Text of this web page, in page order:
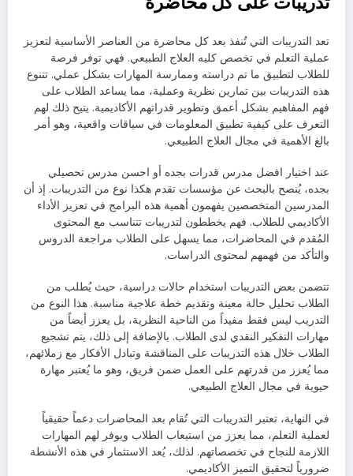
تعد التدريبات التي تُنفذ بعد كل محاضرة من العناصر الأساسية لتعزيز
عملية التعلم في تخصص كليه العلاج الطبيعي. فهي توفر فرصة
للطلاب لتطبيق ما تم دراسته وممارسة المهارات بشكل عملي. تتنوع
هذه التدريبات بين تمارين نظرية وعملية، مما يساعد الطلاب على
فهم المفاهيم بشكل أعمق وتطوير قدراتهم الأكاديمية. يتيح ذلك لهم
التعرف على كيفية تطبيق المعلومات في سياقات واقعية، وهو أمر
بالغ الأهمية في مجال العلاج الطبيعي.
عند اختيار افضل مدرس قدرات بجده أو احسن مدرس تحصيلي
بجده، يُنصح بالبحث عن مؤسسات تقدم هكذا نوع من التدريبات. إذ أن
المدرسين المتخصصين يفهمون أهمية هذه البرامج في تعزيز الأداء
الأكاديمي للطلاب. فهم يخططون لتدريبات تتناسب مع المحتوى
المُقدم في المحاضرات، مما يسهل على الطلاب مراجعة الدروس
والتأكد من فهمهم لمحتوى الدراسات.
تتضمن بعض التدريبات استخدام حالات دراسية، حيث يُطلب من
الطلاب تحليل حالة معينة وتقديم خطة علاجية مناسبة. هذا النوع من
التدريب ليس فقط مفيداً من الناحية النظرية، بل يعزز أيضاً من
مهارات التفكير النقدي لدى الطلاب. بالإضافة إلى ذلك، يتم تشجيع
الطلاب خلال هذه التدريبات على المناقشة وتبادل الأفكار مع زملائهم،
مما يُعزز من قدرتهم على العمل ضمن فريق، وهو ما يُعتبر مهارة
حيوية في مجال العلاج الطبيعي.
في النهاية، تعتبر التدريبات التي تُقام بعد المحاضرات دعماً حقيقياً
لعملية التعلم، مما يعزز من استيعاب الطلاب ويوفر لهم المهارات
اللازمة للنجاح في تخصصاتهم. لذلك، يُعد الاستثمار في هذه الأنشطة
ضرورياً لتحقيق التميز الأكاديمي.